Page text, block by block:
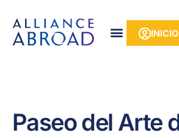
contenido
Paseo del Arte